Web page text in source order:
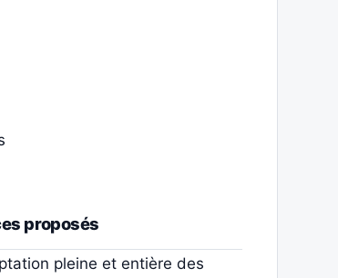
proposés
pleine et entière des